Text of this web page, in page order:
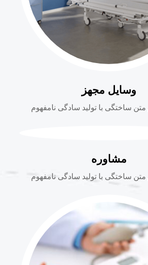
وسایل مجهز
متن ساختگی با تولید سادگی نامفهوم
مشاوره
متن ساختگی با تولید سادگی نامفهوم